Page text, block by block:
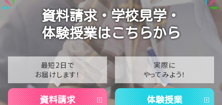
【なんば】夏季休校期間のお知らせ🍉
【なんば】抜群のアクセス！なんば学習センターは駅チ
カ通学が叶います✨
2024
2023
2021
2020
資料請求・学校見学・
体験授業はこちらから
最短2日で
お届けします！
資料請求
実際に
やってみよう！
体験授業